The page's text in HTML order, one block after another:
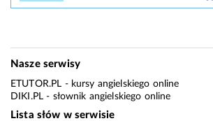
Nasze serwisy
ETUTOR.PL - kursy angielskiego online
DIKI.PL - słownik angielskiego online
Lista słów w serwisie